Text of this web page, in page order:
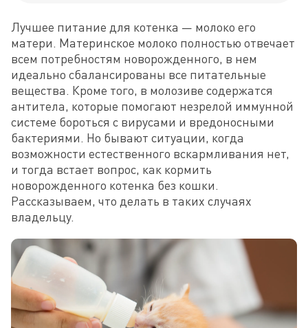
Лучшее питание для котенка — молоко его
матери. Материнское молоко полностью отвечает
всем потребностям новорожденного, в нем
идеально сбалансированы все питательные
вещества. Кроме того, в молозиве содержатся
антитела, которые помогают незрелой иммунной
системе бороться с вирусами и вредоносными
бактериями. Но бывают ситуации, когда
возможности естественного вскармливания нет,
и тогда встает вопрос, как кормить
новорожденного котенка без кошки.
Рассказываем, что делать в таких случаях
владельцу.